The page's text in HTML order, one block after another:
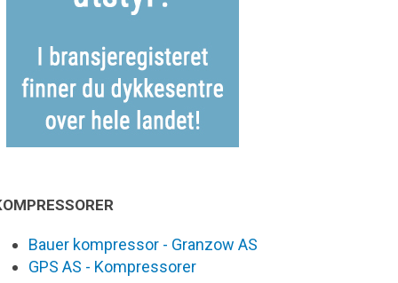
Bauer kompressor - Granzow AS
GPS AS - Kompressorer